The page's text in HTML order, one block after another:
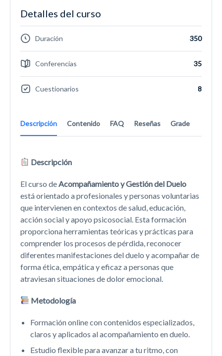
Descripción Contenido FAQ Reseñas Grade
Descripción
El curso de Acompañamiento y Gestión del Duelo
está orientado a profesionales y personas voluntarias
que intervienen en contextos de salud, educación,
acción social y apoyo psicosocial. Esta formación
proporciona herramientas teóricas y prácticas para
comprender los procesos de pérdida, reconocer
diferentes manifestaciones del duelo y acompañar de
forma ética, empática y eficaz a personas que
atraviesan situaciones de dolor emocional.
Metodología
Formación online con contenidos especializados,
claros y aplicados al acompañamiento en duelo.
Estudio flexible para avanzar a tu ritmo, con
Detalles del curso
Duración 350
Conferencias 35
Cuestionarios 8